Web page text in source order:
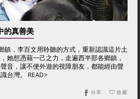
真善美
鎮，李百文用聆聽的方式，重新認識這片土
她想憑藉一己之力，走遍西半部各鄉鎮，
音，讓不便外遊的視障朋友，都能經由聲
台灣。 READ>
收藏
分享